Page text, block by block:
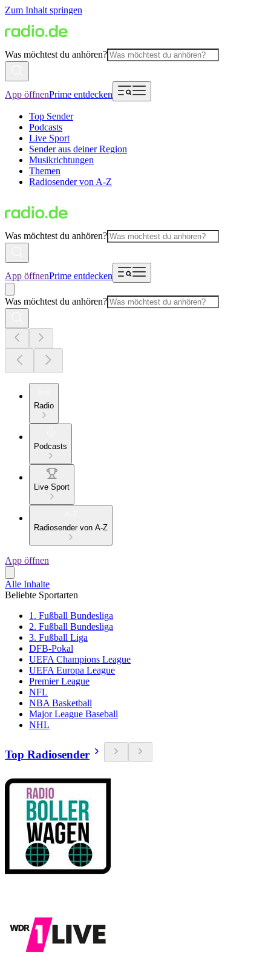
Zum Inhalt springen
Was möchtest du anhören?
App öffnenPrime entdecken
Top Sender
Podcasts
Live Sport
Sender aus deiner Region
Musikrichtungen
Themen
Radiosender von A-Z
Was möchtest du anhören?
App öffnenPrime entdecken
Was möchtest du anhören?
Radio
Podcasts
Live Sport
Radiosender von A-Z
App öffnen
Alle Inhalte
Beliebte Sportarten
1. Fußball Bundesliga
2. Fußball Bundesliga
3. Fußball Liga
DFB-Pokal
UEFA Champions League
UEFA Europa League
Premier League
NFL
NBA Basketball
Major League Baseball
NHL
Top Radiosender